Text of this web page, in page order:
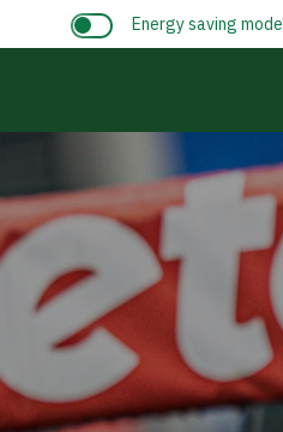
Energy saving mode